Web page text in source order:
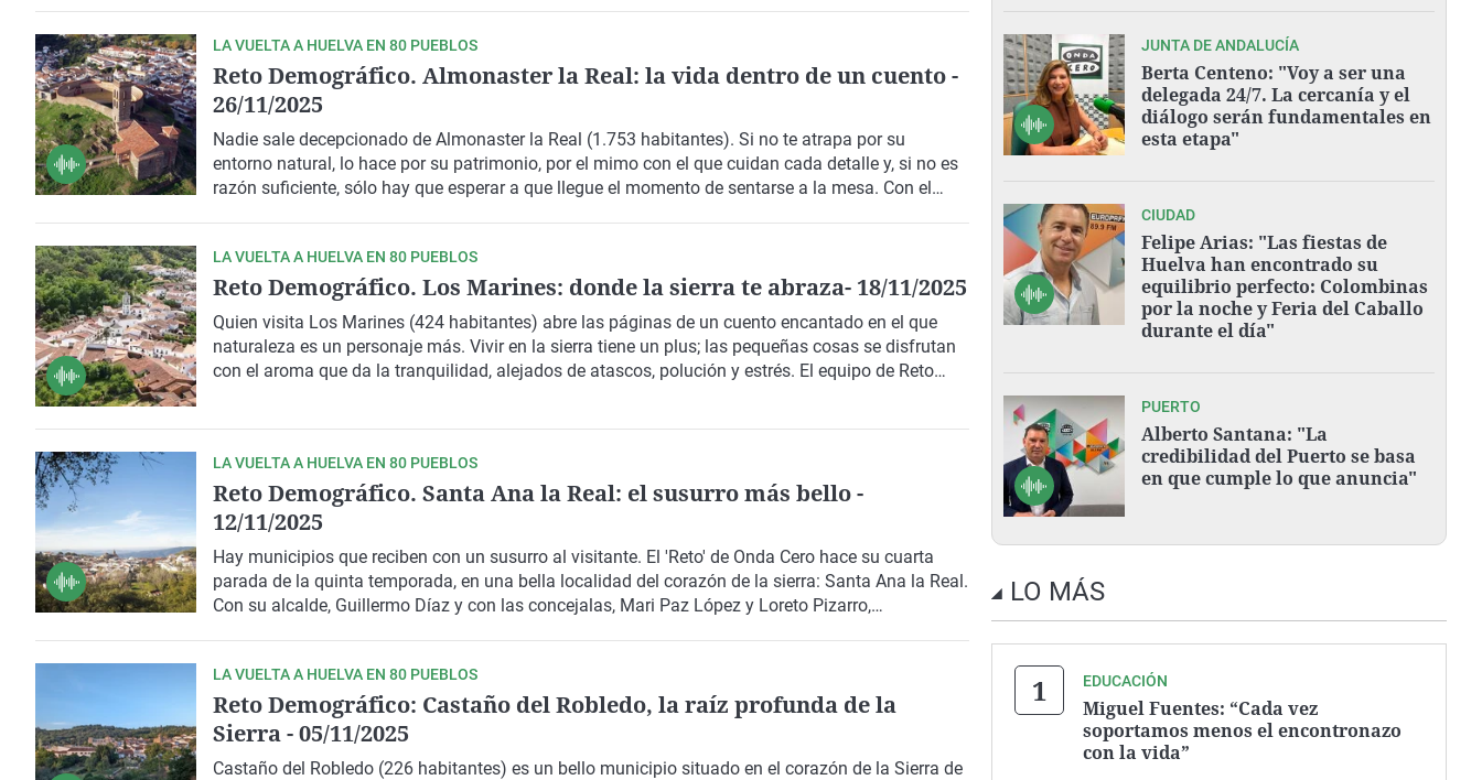
LA VUELTA A HUELVA EN 80 PUEBLOS
Reto Demográfico. Almonaster la Real: la vida dentro de un cuento -
26/11/2025
Nadie sale decepcionado de Almonaster la Real (1.753 habitantes). Si no te atrapa por su
entorno natural, lo hace por su patrimonio, por el mimo con el que cuidan cada detalle y, si no es
razón suficiente, sólo hay que esperar a que llegue el momento de sentarse a la mesa. Con el
LA VUELTA A HUELVA EN 80 PUEBLOS
Reto Demográfico. Los Marines: donde la sierra te abraza- 18/11/2025
Quien visita Los Marines (424 habitantes) abre las páginas de un cuento encantado en el que
naturaleza es un personaje más. Vivir en la sierra tiene un plus; las pequeñas cosas se disfrutan
con el aroma que da la tranquilidad, alejados de atascos, polución y estrés. El equipo de Reto
LA VUELTA A HUELVA EN 80 PUEBLOS
Reto Demográfico. Santa Ana la Real: el susurro más bello -
12/11/2025
Hay municipios que reciben con un susurro al visitante. El 'Reto' de Onda Cero hace su cuarta
parada de la quinta temporada, en una bella localidad del corazón de la sierra: Santa Ana la Real.
Con su alcalde, Guillermo Díaz y con las concejalas, Mari Paz López y Loreto Pizarro,
LA VUELTA A HUELVA EN 80 PUEBLOS
Reto Demográfico: Castaño del Robledo, la raíz profunda de la
Sierra - 05/11/2025
Castaño del Robledo (226 habitantes) es un bello municipio situado en el corazón de la Sierra de
JUNTA DE ANDALUCÍA
Berta Centeno: "Voy a ser una
delegada 24/7. La cercanía y el
diálogo serán fundamentales en
esta etapa"
CIUDAD
Felipe Arias: "Las fiestas de
Huelva han encontrado su
equilibrio perfecto: Colombinas
por la noche y Feria del Caballo
durante el día"
PUERTO
Alberto Santana: "La
credibilidad del Puerto se basa
en que cumple lo que anuncia"
LO MÁS
EDUCACIÓN
Miguel Fuentes: “Cada vez
soportamos menos el encontronazo
con la vida”